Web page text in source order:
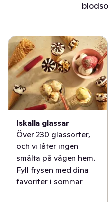
Iskalla glassar
Över 230 glassorter,
och vi låter ingen
smälta på vägen hem.
Fyll frysen med dina
favoriter i sommar